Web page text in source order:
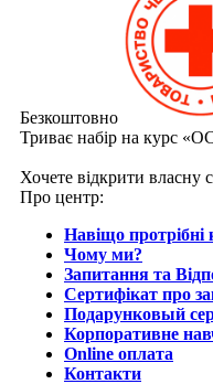
Безкоштовно
Триває набір на
Хочете відкрити власну
Про центр:
Навіщо протрібні
Чому ми?
Запитання та
Сертифікат про
Подарунковый
Корпоративне
Online оплата
Контакти